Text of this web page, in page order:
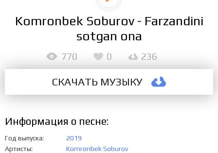
Komronbek Soburov - Farzandini
sotgan ona
СКАЧАТЬ МУЗЫКУ
770 0 236
Информация о песне:
Год выпуска
2019
Артисты
Komronbek Soburov